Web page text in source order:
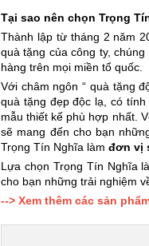
Tại sao nên chọn Trọng
Thành lập từ tháng 2 năm
quà tặng của công ty,
hàng trên mọi miền tổ quốc.
Với châm ngôn “ quà tặng
quà tặng đẹp độc lạ, có
mẫu thiết kế phù hợp nhất.
sẽ mang đến cho bạn
Trọng Tín Nghĩa làm đơn vị
Lựa chọn Trọng Tín Nghĩa
cho bạn những trải nghiệm
--> Xem thêm các sản